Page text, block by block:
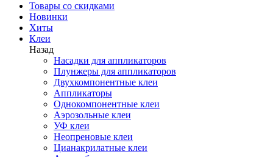
Товары со скидками
Новинки
Хиты
Клеи
Назад
Насадки для аппликаторов
Плунжеры для аппликаторов
Двухкомпонентные клеи
Аппликаторы
Однокомпонентные клеи
Аэрозольные клеи
УФ клеи
Неопреновые клеи
Цианакрилатные клеи